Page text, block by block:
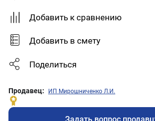
Добавить к сравнению
Добавить в смету
Поделиться
Продавец: ИП Мирошниченко Л.И.